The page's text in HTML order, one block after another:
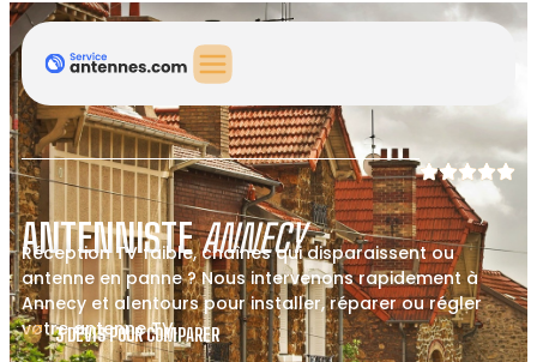
ANTENNISTEANNECY
Réception TV faible, chaînes qui disparaissent ou
antenne en panne ? Nous intervenons rapidement à
Annecy et alentours pour installer, réparer ou régler
votre antenne TV.
3 DEVIS POUR COMPARER